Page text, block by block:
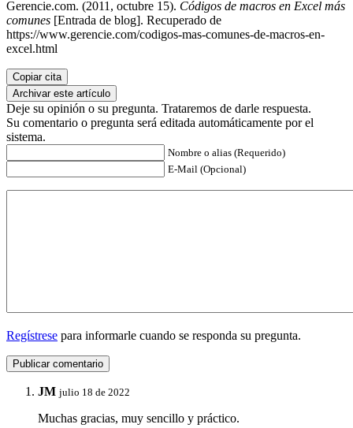
Gerencie.com. (2011, octubre 15). Códigos de macros en Excel más
comunes [Entrada de blog]. Recuperado de
https://www.gerencie.com/codigos-mas-comunes-de-macros-en-
excel.html
Copiar cita
Archivar este artículo
Deje su opinión o su pregunta. Trataremos de darle respuesta.
Su comentario o pregunta será editada automáticamente por el
sistema.
Nombre o alias (Requerido)
E-Mail (Opcional)
Regístrese para informarle cuando se responda su pregunta.
JM julio 18 de 2022
Muchas gracias, muy sencillo y práctico.